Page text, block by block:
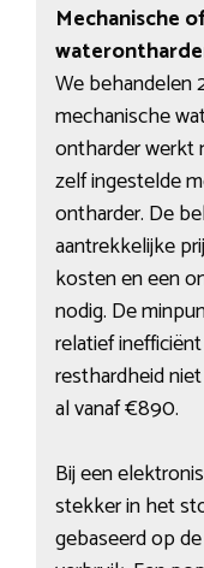
Mechanische
We behandelen
mechanische
ontharder werkt
zelf ingestelde
ontharder. De
aantrekkelijke
kosten en een
nodig. De
relatief
resthardheid
al vanaf €890.
Bij een
stekker in het
gebaseerd op